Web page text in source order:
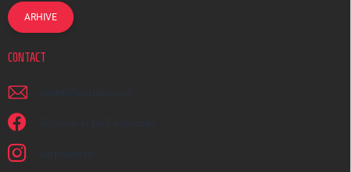
ARHIVE
CONTACT
scrieti @ earplugs.ro
Suntem și pe Facebook!
earplugs.ro